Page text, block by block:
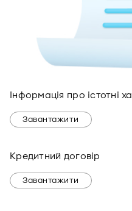
Інформація про істотні
Завантажити
Кредитний договір
Завантажити